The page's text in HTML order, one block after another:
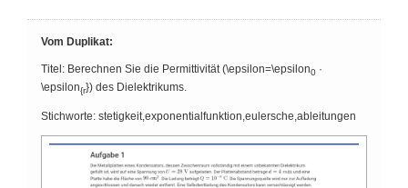
Vom Duplikat:
Titel: Berechnen Sie die Permittivität (\epsilon=\epsilon0 ·
\epsilon{r}) des Dielektrikums.
Stichworte: stetigkeit,exponentialfunktion,eulersche,ableitungen